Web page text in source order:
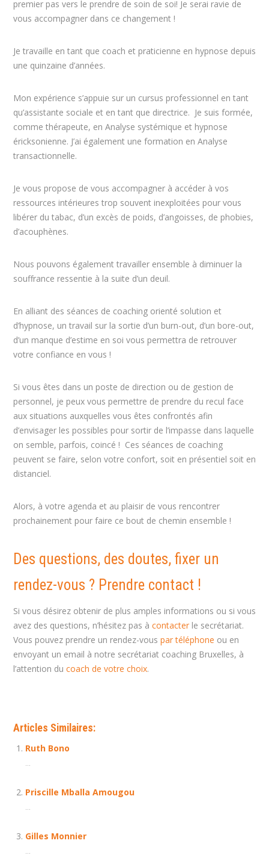
premier pas vers le prendre de soin de soi! Je serai ravie de
vous accompagner dans ce changement !
Je travaille en tant que coach et praticienne en hypnose depuis
une quinzaine d’années.
Mon expérience s’appuie sur un cursus professionnel en tant
qu’assistante sociale et en tant que directrice. Je suis formée,
comme thérapeute, en Analyse systémique et hypnose
éricksonienne. J’ai également une formation en Analyse
transactionnelle.
Je vous propose de vous accompagner à accéder à vos
ressources intérieures trop souvent inexploitées pour vous
libérer du tabac, d’un excès de poids, d’angoisses, de phobies,
d’acouphènes.
Nous pouvons également travailler ensemble à diminuer la
souffrance ressentie à la suite d’un deuil.
En alliant des séances de coaching orienté solution et
d’hypnose, un travail sur la sortie d’un burn-out, d’un bore-out,
d’un manque d’estime en soi vous permettra de retrouver
votre confiance en vous !
Si vous êtes dans un poste de direction ou de gestion de
personnel, je peux vous permettre de prendre du recul face
aux situations auxquelles vous êtes confrontés afin
d’envisager les possibles pour sortir de l’impasse dans laquelle
on semble, parfois, coincé ! Ces séances de coaching
peuvent se faire, selon votre confort, soit en présentiel soit en
distanciel.
Alors, à votre agenda et au plaisir de vous rencontrer
prochainement pour faire ce bout de chemin ensemble !
Des questions, des doutes, fixer un
rendez-vous ? Prendre contact !
Si vous désirez obtenir de plus amples informations ou si vous
avez des questions, n’hésitez pas à contacter le secrétariat.
Vous pouvez prendre un rendez-vous par téléphone ou en
envoyant un email à notre secrétariat coaching Bruxelles, à
l’attention du coach de votre choix.
Articles Similaires:
Ruth Bono
...
Priscille Mballa Amougou
...
Gilles Monnier
...